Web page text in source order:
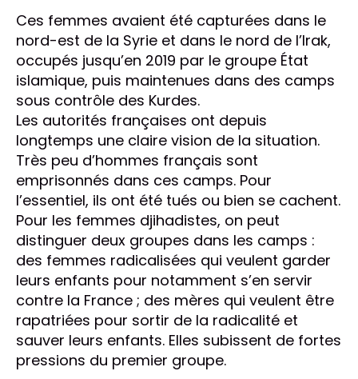
Ces femmes avaient été capturées dans le
nord-est de la Syrie et dans le nord de l’Irak,
occupés jusqu’en 2019 par le groupe État
islamique, puis maintenues dans des camps
sous contrôle des Kurdes.
Les autorités françaises ont depuis
longtemps une claire vision de la situation.
Très peu d’hommes français sont
emprisonnés dans ces camps. Pour
l’essentiel, ils ont été tués ou bien se cachent.
Pour les femmes djihadistes, on peut
distinguer deux groupes dans les camps :
des femmes radicalisées qui veulent garder
leurs enfants pour notamment s’en servir
contre la France ; des mères qui veulent être
rapatriées pour sortir de la radicalité et
sauver leurs enfants. Elles subissent de fortes
pressions du premier groupe.